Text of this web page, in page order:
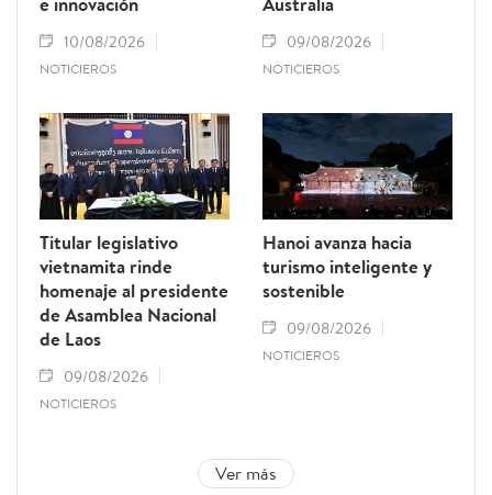
10/08/2026
NOTICIEROS
09/08/2026
NOTICIEROS
Titular legislativo
vietnamita rinde
homenaje al presidente
de Asamblea Nacional
de Laos
09/08/2026
NOTICIEROS
Hanoi avanza hacia
turismo inteligente y
sostenible
09/08/2026
NOTICIEROS
Ver más